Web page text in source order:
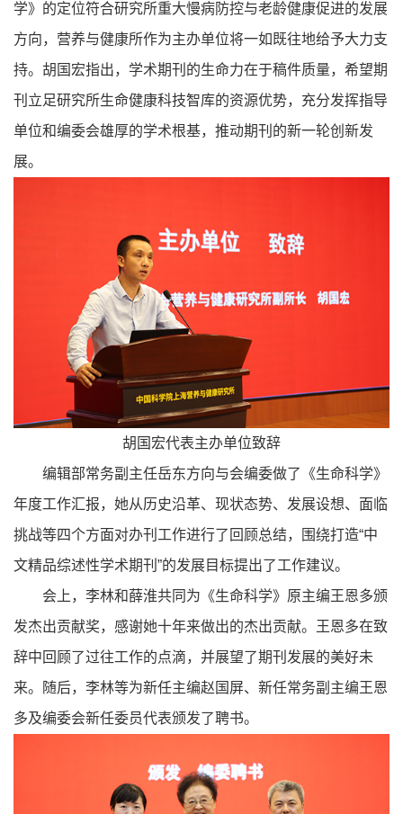
学》的定位符合研究所重大慢病防控与老龄健康促进的发展
方向，营养与健康所作为主办单位将一如既往地给予大力支
持。胡国宏指出，学术期刊的生命力在于稿件质量，希望期
刊立足研究所生命健康科技智库的资源优势，充分发挥指导
单位和编委会雄厚的学术根基，推动期刊的新一轮创新发
展。
胡国宏代表主办单位致辞
编辑部常务副主任岳东方向与会编委做了《生命科学》
年度工作汇报，她从历史沿革、现状态势、发展设想、面临
挑战等四个方面对办刊工作进行了回顾总结，围绕打造“中
文精品综述性学术期刊”的发展目标提出了工作建议。
会上，李林和薛淮共同为《生命科学》原主编王恩多颁
发杰出贡献奖，感谢她十年来做出的杰出贡献。王恩多在致
辞中回顾了过往工作的点滴，并展望了期刊发展的美好未
来。随后，李林等为新任主编赵国屏、新任常务副主编王恩
多及编委会新任委员代表颁发了聘书。